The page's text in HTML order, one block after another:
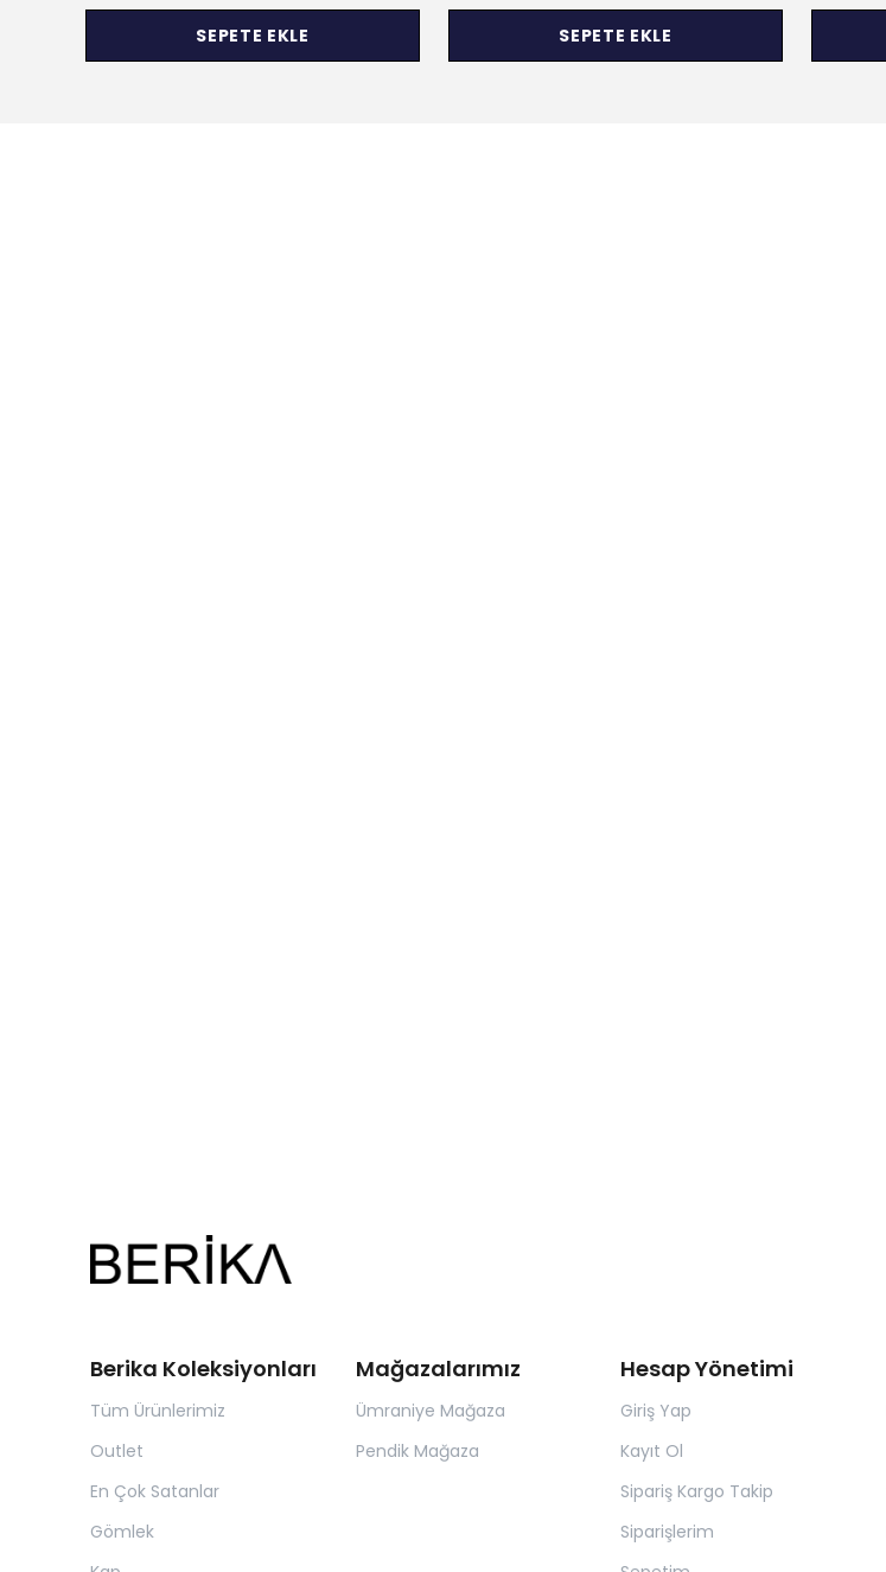
SEPETE EKLE SEPETE EKLE
Berika Koleksiyonları
Tüm Ürünlerimiz
Outlet
En Çok Satanlar
Gömlek
Mağazalarımız
Ümraniye Mağaza
Pendik Mağaza
Hesap Yönetimi
Giriş Yap
Kayıt Ol
Sipariş Kargo Takip
Siparişlerim